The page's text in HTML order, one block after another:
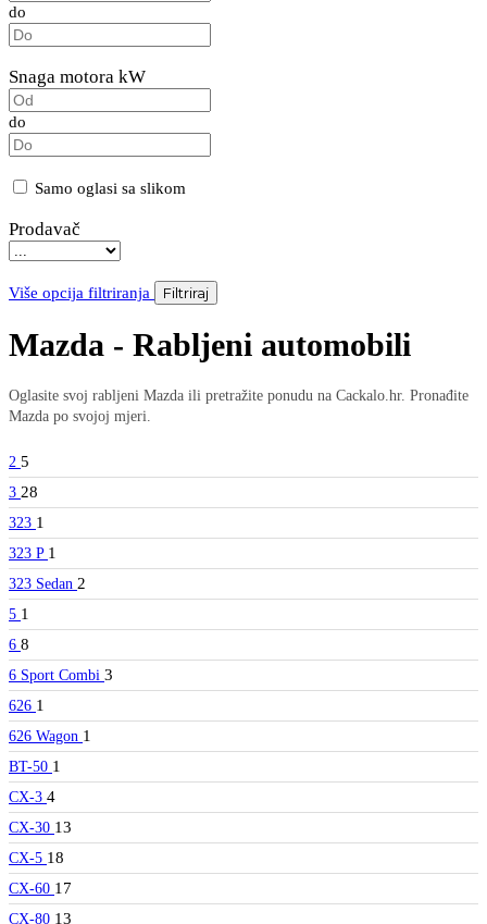
do
Snaga motora kW
do
Samo oglasi sa slikom
Prodavač
Više opcija filtriranja Filtriraj
Mazda - Rabljeni automobili
Oglasite svoj rabljeni Mazda ili pretražite ponudu na Cackalo.hr. Pronađite
Mazda po svojoj mjeri.
2 5
3 28
323 1
323 P 1
323 Sedan 2
5 1
6 8
6 Sport Combi 3
626 1
626 Wagon 1
BT-50 1
CX-3 4
CX-30 13
CX-5 18
CX-60 17
CX-80 13